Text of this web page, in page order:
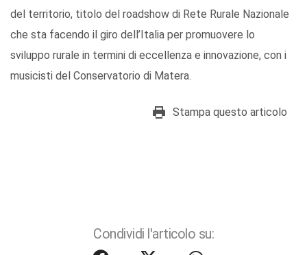
del territorio, titolo del roadshow di Rete Rurale Nazionale
che sta facendo il giro dell’Italia per promuovere lo
sviluppo rurale in termini di eccellenza e innovazione, con i
musicisti del Conservatorio di Matera.
Stampa questo articolo
Condividi l'articolo su: